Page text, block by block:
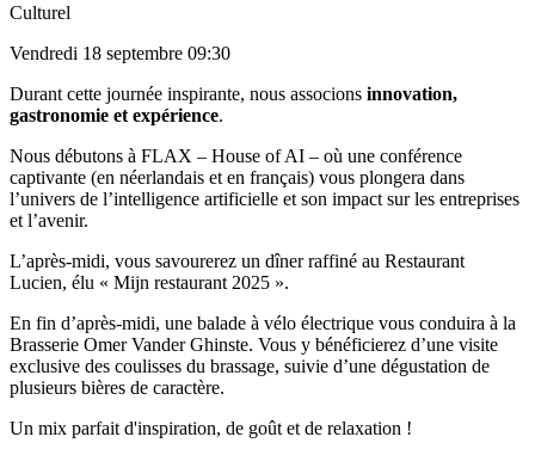
Culturel
Vendredi 18 septembre 09:30
Durant cette journée inspirante, nous associons innovation,
gastronomie et expérience.
Nous débutons à FLAX – House of AI – où une conférence
captivante (en néerlandais et en français) vous plongera dans
l’univers de l’intelligence artificielle et son impact sur les entreprises
et l’avenir.
L’après-midi, vous savourerez un dîner raffiné au Restaurant
Lucien, élu « Mijn restaurant 2025 ».
En fin d’après-midi, une balade à vélo électrique vous conduira à la
Brasserie Omer Vander Ghinste. Vous y bénéficierez d’une visite
exclusive des coulisses du brassage, suivie d’une dégustation de
plusieurs bières de caractère.
Un mix parfait d'inspiration, de goût et de relaxation !